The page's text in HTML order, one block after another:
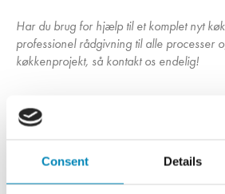
Consent Details
Har du brug for hjælp til et komplet nyt
professionel rådgivning til alle processer
køkkenprojekt, så kontakt os endelig!
Har du husket?